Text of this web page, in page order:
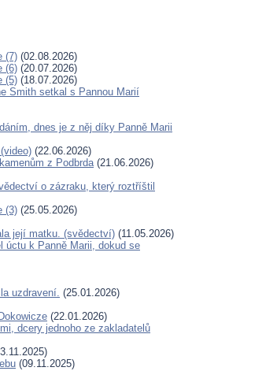
(7) (02.08.2026)
(6) (20.07.2026)
(5) (18.07.2026)
Smith setkal s Pannou Marií
dnes je z něj díky Panně Marii
(22.06.2026)
z Podbrda(21.06.2026)
o zázraku, který roztříštil
(3) (25.05.2026)
její matku. (svědectví) (11.05.2026)
úctu k Panně Marii, dokud se
uzdravení. (25.01.2026)
(22.01.2026)
dcery jednoho ze zakladatelů
(09.11.2025)